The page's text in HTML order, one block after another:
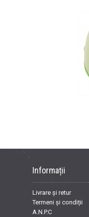
Informații
Livrare și retur
Termeni și condiții
A.N.P.C